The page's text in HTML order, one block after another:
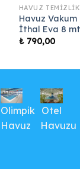
HAVUZ
Havuz
İthal Eva 8 mt
₺790,00
Olimpik
Havuz
Otel
Havuzu